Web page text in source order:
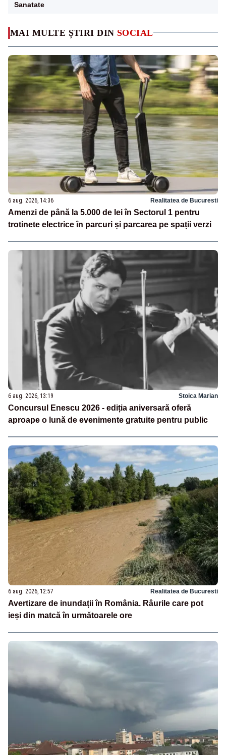
MAI MULTE ȘTIRI DIN SOCIAL
6 aug. 2026, 14:36 Realitatea de Bucuresti
Amenzi de până la 5.000 de lei în Sectorul 1 pentru
trotinete electrice în parcuri și parcarea pe spații verzi
6 aug. 2026, 13:19 Stoica Marian
Concursul Enescu 2026 - ediția aniversară oferă
aproape o lună de evenimente gratuite pentru public
6 aug. 2026, 12:57 Realitatea de Bucuresti
Avertizare de inundații în România. Râurile care pot
ieși din matcă în următoarele ore
Sanatate